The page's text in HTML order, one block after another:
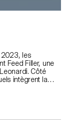
2023, les
Feed Filler, une
Côté
intègrent la